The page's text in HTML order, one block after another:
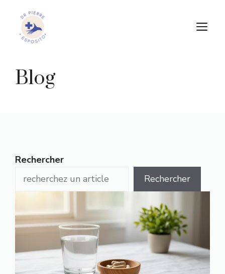
contenu
Blog
Rechercher
Rechercher